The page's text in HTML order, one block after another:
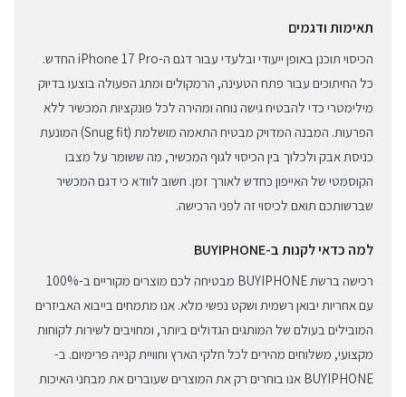
תאימות ודגמים
הכיסוי תוכנן באופן ייעודי ובלעדי עבור דגם ה-iPhone 17 Pro החדש.
כל החיתוכים עבור פתח הטעינה, הרמקולים ומתג הפעולה בוצעו בדיוק
מילימטרי כדי להבטיח גישה נוחה ומהירה לכל פונקציות המכשיר ללא
הפרעות. המבנה המדויק מבטיח התאמה מושלמת (Snug fit) המונעת
כניסת אבק ולכלוך בין הכיסוי לגוף המכשיר, מה ששומר על מצבו
הקוסמטי של האייפון כחדש לאורך זמן. חשוב לוודא כי דגם המכשיר
שברשותכם תואם לכיסוי זה לפני הרכישה.
למה כדאי לקנות ב-BUYIPHONE
רכישה ברשת BUYIPHONE מבטיחה לכם מוצרים מקוריים ב-100%
עם אחריות יבואן רשמית ושקט נפשי מלא. אנו מתמחים בייבוא האביזרים
המובילים בעולם של המותגים הגדולים ביותר, ומחויבים לשירות לקוחות
מקצועי, משלוחים מהירים לכל חלקי הארץ וחוויית קנייה פרימיום. ב-
BUYIPHONE אנו בוחרים רק את המוצרים שעוברים את מבחני האיכות